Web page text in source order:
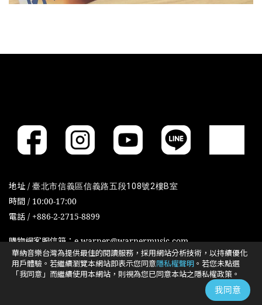
地址 / 臺北市信義區信義路五段108號2樓B室
時間 / 10:00-17:00
電話 / +886-2-2715-8899
購物網客服信箱：e-warner@warnermusic.com
華納音樂台灣為提供最佳的閱讀服務，採用網站分析技術，以持續優化
用戶體驗。若繼續瀏覽本網站即表示您同意隱私權聲明 。若您未點選
「我同意」而繼續使用本網站，則視為您已同意本站之隱私權政策。
我同意